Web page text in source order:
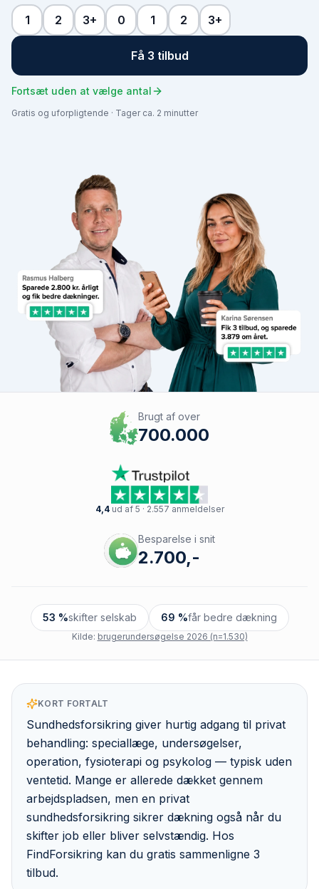
1 2 3+ 0 1 2 3+
Få 3 tilbud
Fortsæt uden at vælge antal
Gratis og uforpligtende · Tager ca. 2 minutter
Brugt af over
700.000
4,4ud af 5 · 2.557 anmeldelser
Besparelse i snit
2.700,-
53 %skifter selskab 69 %får bedre dækning
Kilde: brugerundersøgelse 2026 (n=1.530)
KORT FORTALT
Sundhedsforsikring giver hurtig adgang til privat
behandling: speciallæge, undersøgelser,
operation, fysioterapi og psykolog — typisk uden
ventetid. Mange er allerede dækket gennem
arbejdspladsen, men en privat
sundhedsforsikring sikrer dækning også når du
skifter job eller bliver selvstændig. Hos
FindForsikring kan du gratis sammenligne 3
tilbud.